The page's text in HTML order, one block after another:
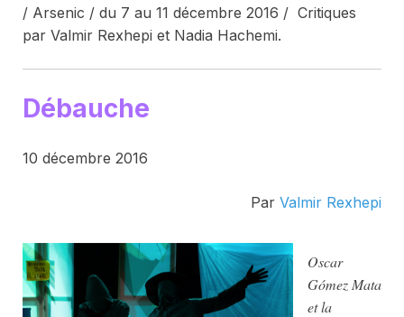
/ Arsenic / du 7 au 11 décembre 2016 / Critiques
par Valmir Rexhepi et Nadia Hachemi.
Débauche
10 décembre 2016
Par Valmir Rexhepi
Oscar
Gómez Mata
et la